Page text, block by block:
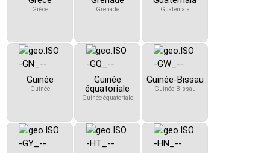
Grèce Grenade Guatemala
Guinée
Guinée
Guinée
équatoriale
Guinée équatoriale
Guinée-Bissau
Guinée-Bissau